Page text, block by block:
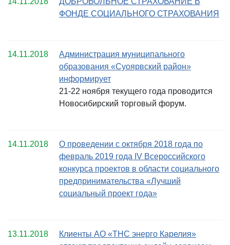
ФОНДЕ СОЦИАЛЬНОГО СТРАХОВАНИЯ
14.11.2018
Администрация муниципального
образования «Суоярвский район»
информирует
21-22 ноября текущего года проводится
Новосибирский торговый форум.
14.11.2018
О проведении с октября 2018 года по
февраль 2019 года IV Всероссийского
конкурса проектов в области социального
предпринимательства «Лучший
социальный проект года»
13.11.2018
Клиенты АО «ТНС энерго Карелия»